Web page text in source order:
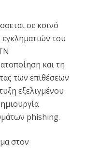
σε κοινό
του
και τη
των επιθέσεων
εξελιγμένου
phishing.
στον